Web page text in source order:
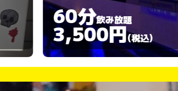
60分 飲み放題
3,500円(税込)